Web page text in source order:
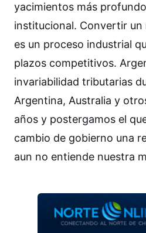
yacimientos más
institucional. Convertir un
es un proceso industrial
plazos competitivos.
invariabilidad tributarias
Argentina, Australia y
años y postergamos el
cambio de gobierno una
aun no entiende nuestra